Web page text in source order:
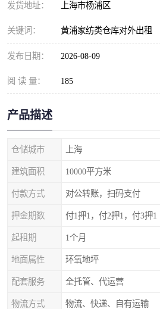
发货地址： 上海市杨浦区
关键词： 黄浦家纺类仓库对外出租
发布日期： 2026-08-09
阅 读 量： 185
产品描述
仓储城市 上海
建筑面积 10000平方米
付款方式 对公转账，扫码支付
押金期数 付1押1，付2押1，付3押1
起租期 1个月
地面属性 环氧地坪
配套服务 全托管、代运营
物流方式 物流、快递、自有运输